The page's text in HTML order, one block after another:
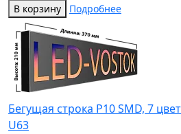
В корзину Подробнее
Бегущая строка Р10 SMD, 7
U63